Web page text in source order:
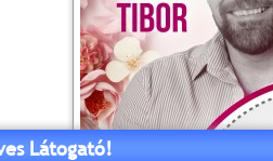
Látogató!